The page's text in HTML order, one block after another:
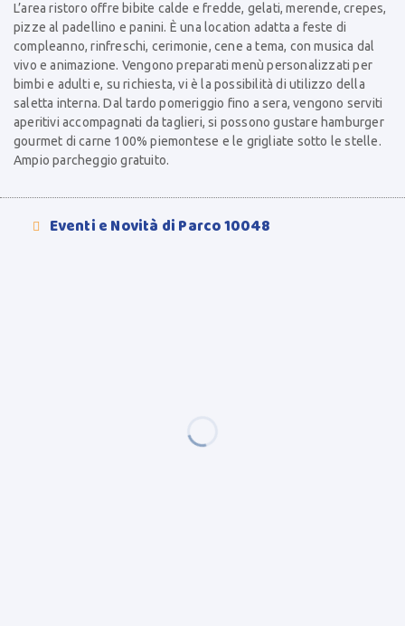
L’area ristoro offre bibite calde e fredde, gelati, merende, crepes,
pizze al padellino e panini. È una location adatta a feste di
compleanno, rinfreschi, cerimonie, cene a tema, con musica dal
vivo e animazione. Vengono preparati menù personalizzati per
bimbi e adulti e, su richiesta, vi è la possibilità di utilizzo della
saletta interna. Dal tardo pomeriggio fino a sera, vengono serviti
aperitivi accompagnati da taglieri, si possono gustare hamburger
gourmet di carne 100% piemontese e le grigliate sotto le stelle.
Ampio parcheggio gratuito.
 Eventi e Novità di Parco 10048